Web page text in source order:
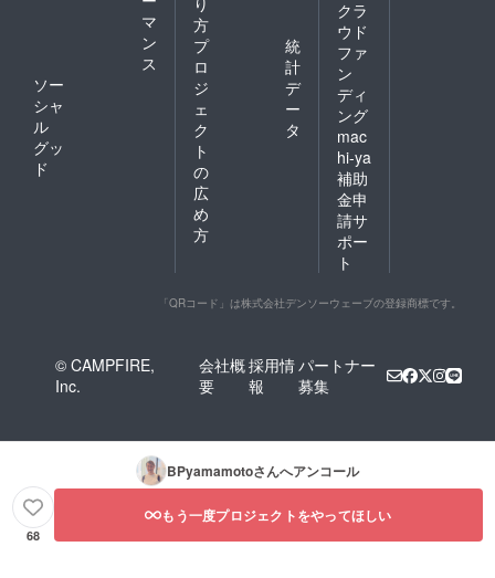
マ
ン
ス
ソー
シャ
ル
グッ
ド
方
プ
ロ
ジ
ェ
ク
ト
の
広
め
方
統
計
デ
ー
タ
クラ
ウド
ファ
ン
ディ
ング
mac
hi-ya
補助
金申
請サ
ポー
ト
「QRコード」は株式会社デンソーウェーブの登録商標です。
© CAMPFIRE,
Inc.
会社概
要
採用情
報
パートナー
募集
BPyamamotoさんへアンコール
68
もう一度プロジェクトをやってほしい